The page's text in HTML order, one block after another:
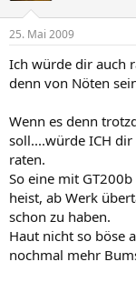
25. Mai 2009
Ich würde dir auch
denn von Nöten
Wenn es denn
soll....würde ICH
raten.
So eine mit
heist, ab Werk
schon zu haben.
Haut nicht so böse
nochmal mehr